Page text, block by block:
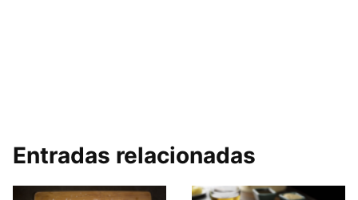
Entradas relacionadas